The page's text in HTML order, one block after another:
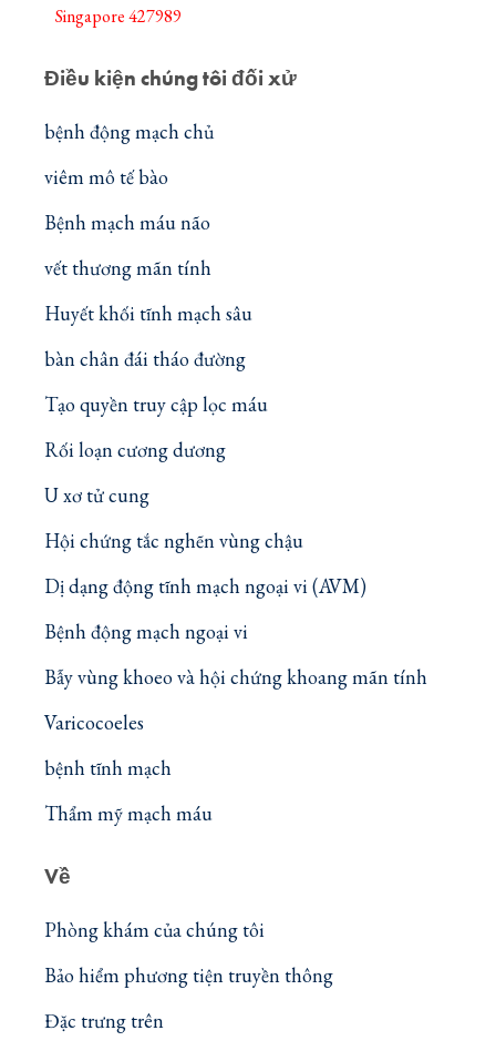
Singapore 427989
Điều kiện chúng tôi đối xử
bệnh động mạch chủ
viêm mô tế bào
Bệnh mạch máu não
vết thương mãn tính
Huyết khối tĩnh mạch sâu
bàn chân đái tháo đường
Tạo quyền truy cập lọc máu
Rối loạn cương dương
U xơ tử cung
Hội chứng tắc nghẽn vùng chậu
Dị dạng động tĩnh mạch ngoại vi (AVM)
Bệnh động mạch ngoại vi
Bẫy vùng khoeo và hội chứng khoang mãn tính
Varicocoeles
bệnh tĩnh mạch
Thẩm mỹ mạch máu
Về
Phòng khám của chúng tôi
Bảo hiểm phương tiện truyền thông
Đặc trưng trên